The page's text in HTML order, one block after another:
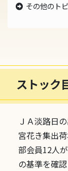
その他のト
2018年のト
2016年のト
過去のトピッ
ストック
ＪＡ淡路日
宮花き集出
部会員12人
の基準を確